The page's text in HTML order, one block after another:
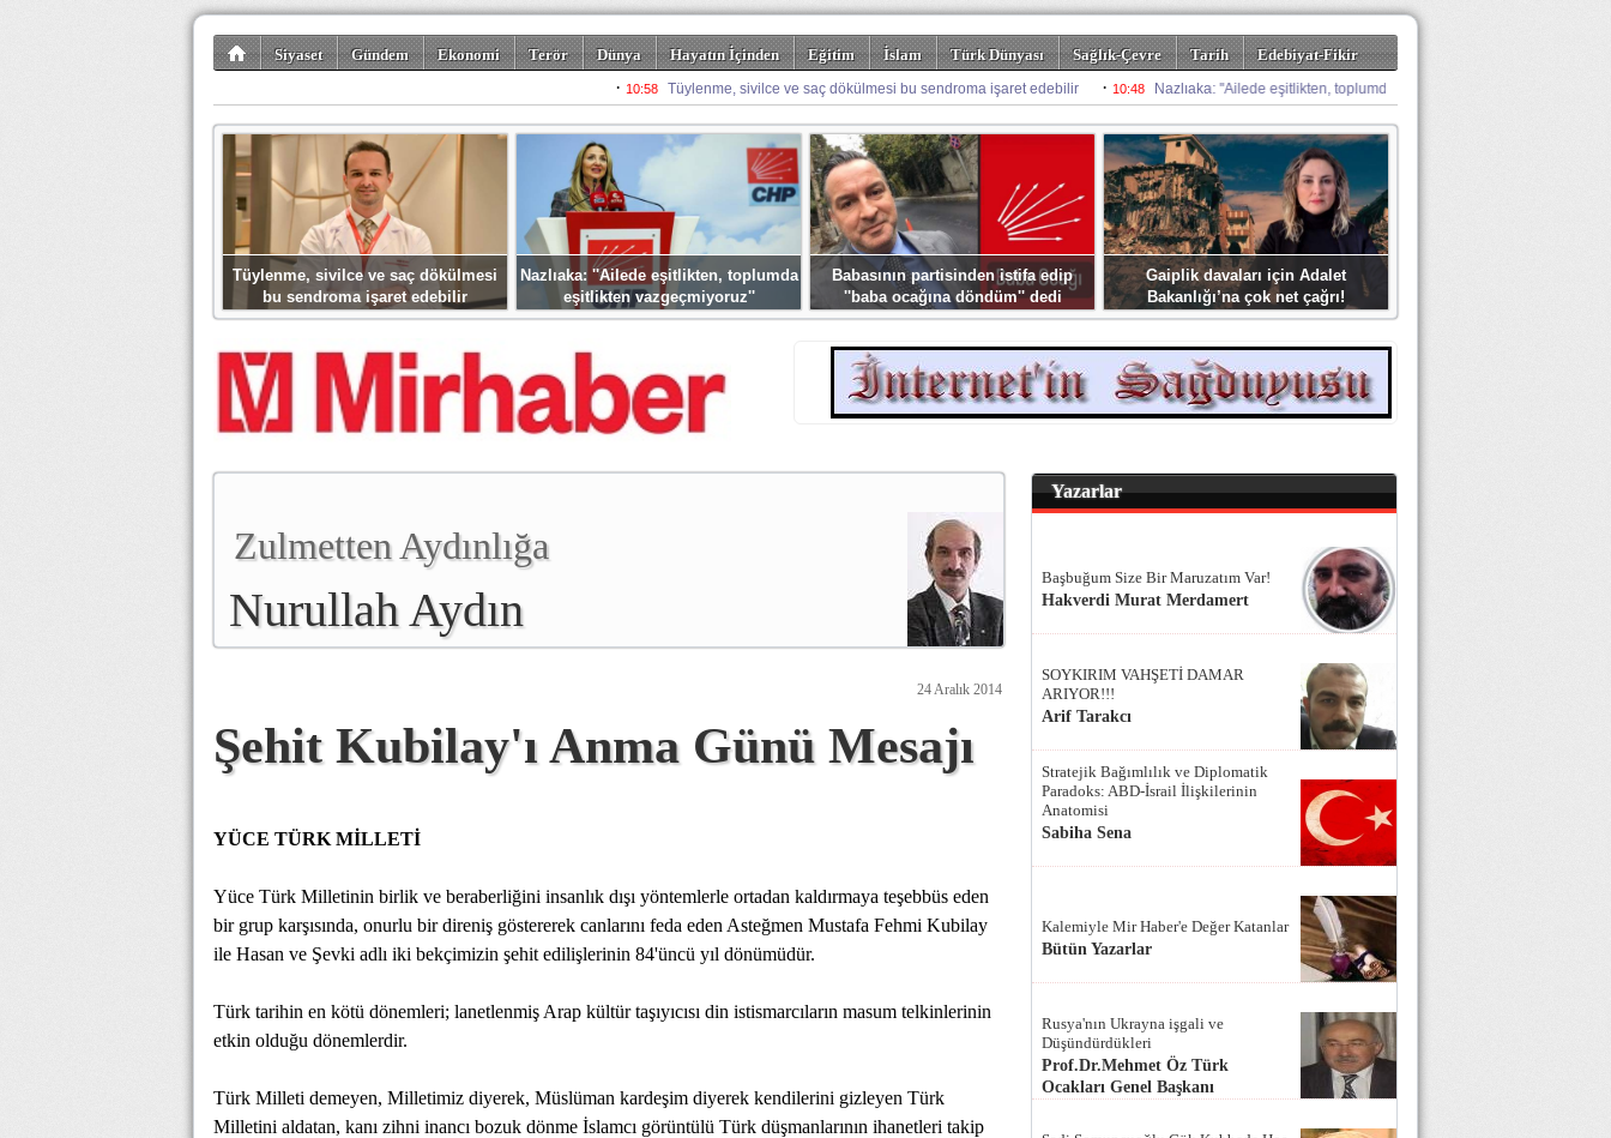
Siyaset Gündem Ekonomi Terör Dünya Hayatın İçinden Eğitim İslam Türk Dünyası Sağlık-Çevre Tarih
Edebiyat-Fikir
Spor Misafir Kalem Foto Galeriler
Tüylenme, sivilce ve saç dökülmesi
bu sendroma işaret edebilir
Nazlıaka: ''Ailede eşitlikten, toplumda
eşitlikten vazgeçmiyoruz''
Babasının partisinden istifa edip
''baba ocağına döndüm'' dedi
Gaiplik davaları için Adalet
Bakanlığı’na çok net çağrı!
Zulmetten Aydınlığa
Nurullah Aydın
24 Aralık 2014
Şehit Kubilay'ı Anma Günü Mesajı
YÜCE TÜRK MİLLETİ
Yüce Türk Milletinin birlik ve beraberliğini insanlık dışı yöntemlerle ortadan kaldırmaya teşebbüs eden
bir grup karşısında, onurlu bir direniş göstererek canlarını feda eden Asteğmen Mustafa Fehmi Kubilay
ile Hasan ve Şevki adlı iki bekçimizin şehit edilişlerinin 84'üncü yıl dönümüdür.
Türk tarihin en kötü dönemleri; lanetlenmiş Arap kültür taşıyıcısı din istismarcıların masum telkinlerinin
etkin olduğu dönemlerdir.
Türk Milleti demeyen, Milletimiz diyerek, Müslüman kardeşim diyerek kendilerini gizleyen Türk
Milletini aldatan, kanı zihni inancı bozuk dönme İslamcı görüntülü Türk düşmanlarının ihanetleri takip
Yazarlar
Başbuğum Size Bir Maruzatım Var!
Hakverdi Murat Merdamert
SOYKIRIM VAHŞETİ DAMAR
ARIYOR!!!
Arif Tarakcı
Stratejik Bağımlılık ve Diplomatik
Paradoks: ABD-İsrail İlişkilerinin
Anatomisi
Sabiha Sena
Kalemiyle Mir Haber'e Değer Katanlar
Bütün Yazarlar
Rusya'nın Ukrayna işgali ve
Düşündürdükleri
Prof.Dr.Mehmet Öz Türk
Ocakları Genel Başkanı